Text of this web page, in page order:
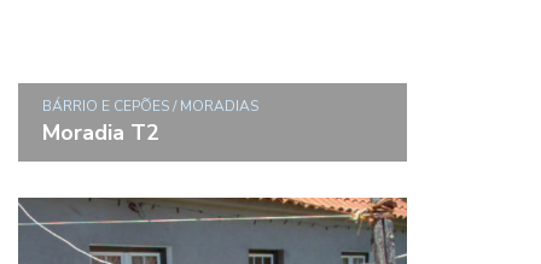
BÁRRIO E CEPÕES / MORADIAS
Moradia T2